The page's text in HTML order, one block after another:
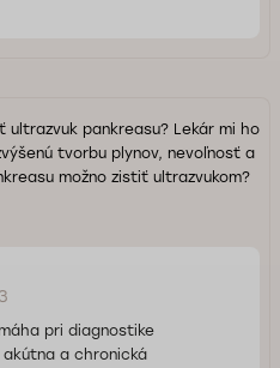
ultrazvuk pankreasu? Lekár mi ho
tvorbu plynov, nevoľnosť a
možno zistiť ultrazvukom?
pri diagnostike
a chronická